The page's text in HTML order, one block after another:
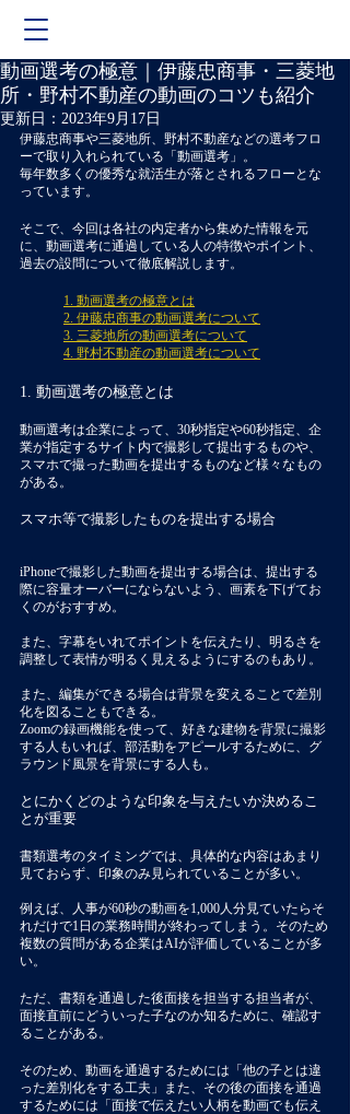
動画選考の極意｜伊藤忠商事・三菱地
所・野村不動産の動画のコツも紹介
更新日： 2023年9月17日
伊藤忠商事や三菱地所、野村不動産などの選考フロ
ーで取り入れられている「動画選考」。
毎年数多くの優秀な就活生が落とされるフローとな
っています。
そこで、今回は各社の内定者から集めた情報を元
に、動画選考に通過している人の特徴やポイント、
過去の設問について徹底解説します。
1. 動画選考の極意とは
2. 伊藤忠商事の動画選考について
3. 三菱地所の動画選考について
4. 野村不動産の動画選考について
1. 動画選考の極意とは
動画選考は企業によって、30秒指定や60秒指定、企
業が指定するサイト内で撮影して提出するものや、
スマホで撮った動画を提出するものなど様々なもの
がある。
スマホ等で撮影したものを提出する場合
iPhoneで撮影した動画を提出する場合は、提出する
際に容量オーバーにならないよう、画素を下げてお
くのがおすすめ。
また、字幕をいれてポイントを伝えたり、明るさを
調整して表情が明るく見えるようにするのもあり。
また、編集ができる場合は背景を変えることで差別
化を図ることもできる。
Zoomの録画機能を使って、好きな建物を背景に撮影
する人もいれば、部活動をアピールするために、グ
ラウンド風景を背景にする人も。
とにかくどのような印象を与えたいか決めるこ
とが重要
書類選考のタイミングでは、具体的な内容はあまり
見ておらず、印象のみ見られていることが多い。
例えば、人事が60秒の動画を1,000人分見ていたらそ
れだけで1日の業務時間が終わってしまう。そのため
複数の質問がある企業はAIが評価していることが多
い。
ただ、書類を通過した後面接を担当する担当者が、
面接直前にどういった子なのか知るために、確認す
ることがある。
そのため、動画を通過するためには「他の子とは違
った差別化をする工夫」また、その後の面接を通過
するためには「面接で伝えたい人柄を動画でも伝え